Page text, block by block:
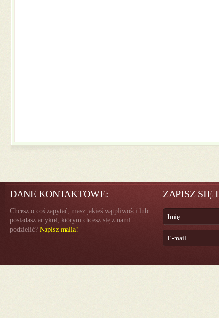
DANE KONTAKTOWE:
Chcesz o coś zapytać, masz jakieś wątpliwości lub
posiadasz artykuł, którym chcesz się z nami
podzielić? Napisz maila!
ZAPISZ SIĘ